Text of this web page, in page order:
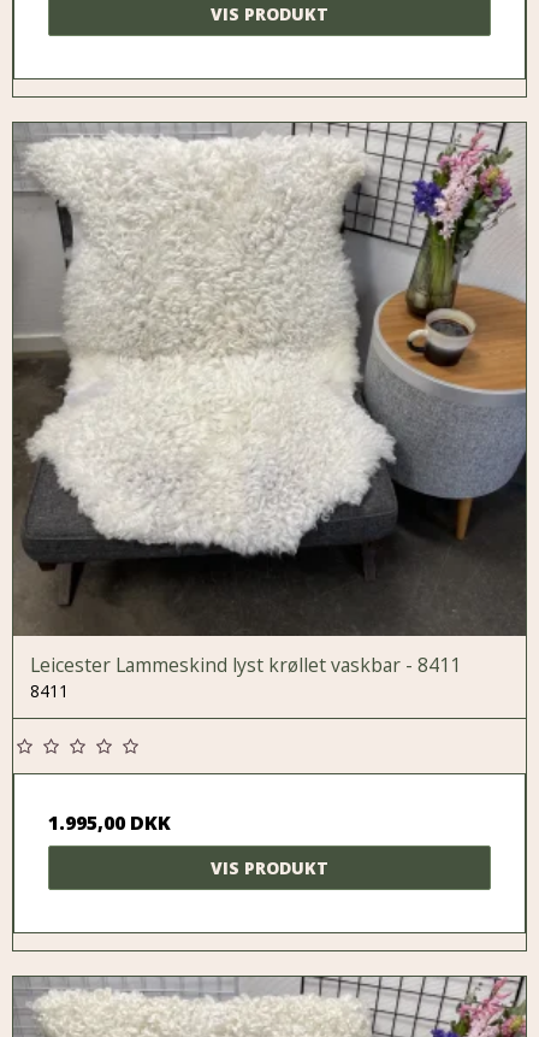
VIS PRODUKT
Leicester Lammeskind lyst krøllet vaskbar - 8411
8411
1.995,00 DKK
VIS PRODUKT